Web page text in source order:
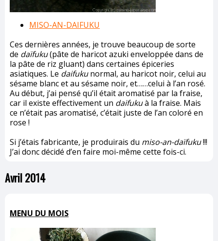
MISO-AN-DAIFUKU
Ces dernières années, je trouve beaucoup de sorte
de daïfuku(pâte de haricot azuki enveloppée dans de
la pâte de riz gluant) dans certaines épiceries
asiatiques. Le daifukunormal, au haricot noir, celui au
sésame blanc et au sésame noir, et……celui à l’an rosé.
Au début, j’ai pensé qu’il était aromatisé par la fraise,
car il existe effectivement un daifukuà la fraise. Mais
ce n’était pas aromatisé, c’était juste de l’an coloré en
rose !
Si j’étais fabricante, je produirais du miso-an-daïfuku!!!
J’ai donc décidé d’en faire moi-même cette fois-ci.
Avril 2014
MENU DU MOIS